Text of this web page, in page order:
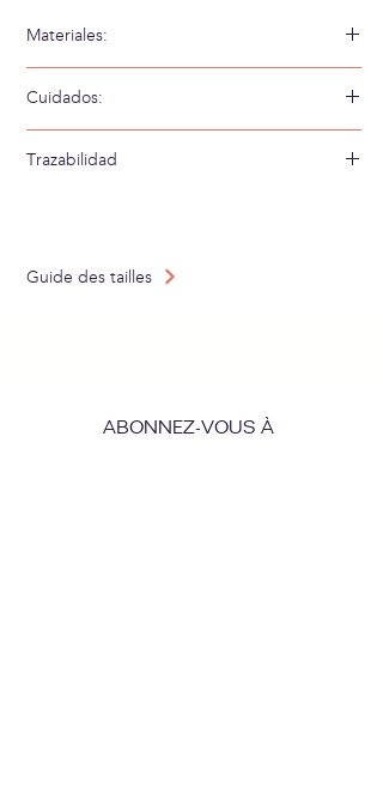
Materiales:
Cuidados:
Trazabilidad
Guide des tailles
ABONNEZ-VOUS À